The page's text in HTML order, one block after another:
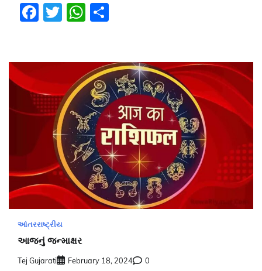
Facebook
TwitterWhatsApp
આંતરરાષ્ટ્રીય
આજનું જન્માક્ષર
Tej Gujarati February 18, 2024 0